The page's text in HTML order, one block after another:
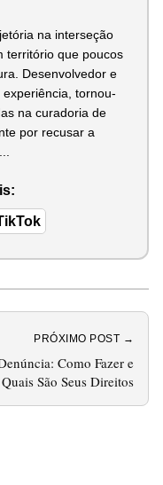
na interseção
território que poucos
Desenvolvedor e
tornou-
na curadoria de
por recusar a
PRÓXIMO POST →
Como Fazer e
Quais São Seus Direitos